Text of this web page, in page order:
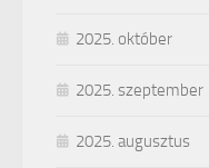
2025. október
2025. szeptember
2025. augusztus